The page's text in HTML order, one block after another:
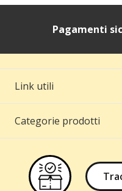
Pagamenti
Link utili
Categorie prodotti